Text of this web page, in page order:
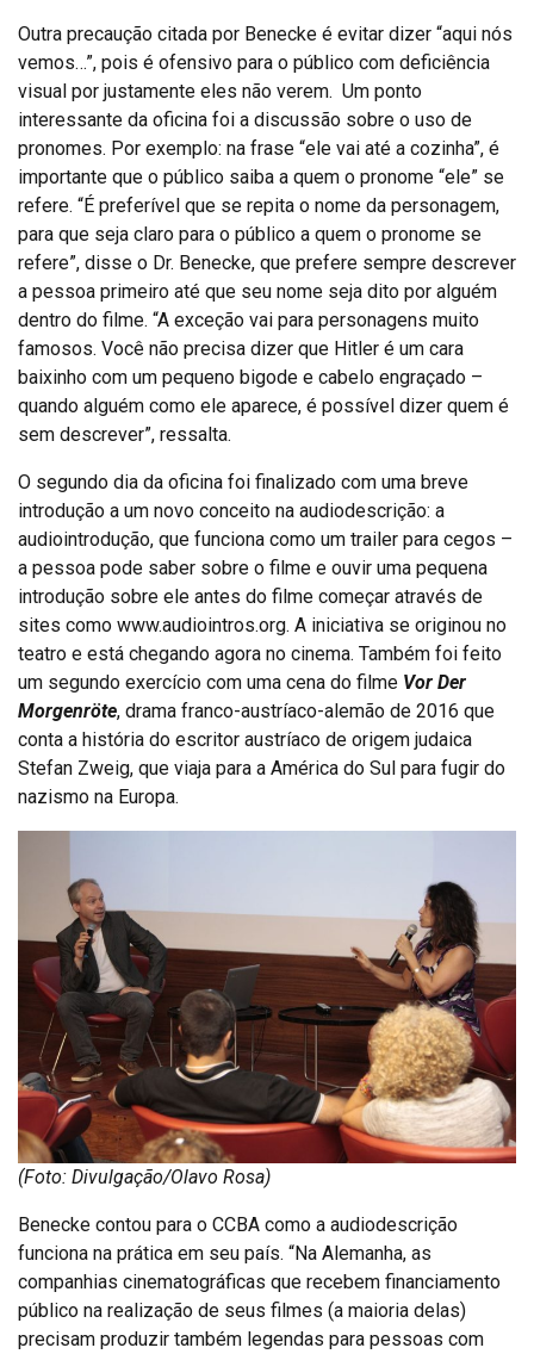
Outra precaução citada por Benecke é evitar dizer “aqui nós
vemos…”, pois é ofensivo para o público com deficiência
visual por justamente eles não verem. Um ponto
interessante da oficina foi a discussão sobre o uso de
pronomes. Por exemplo: na frase “ele vai até a cozinha”, é
importante que o público saiba a quem o pronome “ele” se
refere. “É preferível que se repita o nome da personagem,
para que seja claro para o público a quem o pronome se
refere”, disse o Dr. Benecke, que prefere sempre descrever
a pessoa primeiro até que seu nome seja dito por alguém
dentro do filme. “A exceção vai para personagens muito
famosos. Você não precisa dizer que Hitler é um cara
baixinho com um pequeno bigode e cabelo engraçado –
quando alguém como ele aparece, é possível dizer quem é
sem descrever”, ressalta.
O segundo dia da oficina foi finalizado com uma breve
introdução a um novo conceito na audiodescrição: a
audiointrodução, que funciona como um trailer para cegos –
a pessoa pode saber sobre o filme e ouvir uma pequena
introdução sobre ele antes do filme começar através de
sites como www.audiointros.org. A iniciativa se originou no
teatro e está chegando agora no cinema. Também foi feito
um segundo exercício com uma cena do filme Vor Der
Morgenröte, drama franco-austríaco-alemão de 2016 que
conta a história do escritor austríaco de origem judaica
Stefan Zweig, que viaja para a América do Sul para fugir do
nazismo na Europa.
(Foto: Divulgação/Olavo Rosa)
Benecke contou para o CCBA como a audiodescrição
funciona na prática em seu país. “Na Alemanha, as
companhias cinematográficas que recebem financiamento
público na realização de seus filmes (a maioria delas)
precisam produzir também legendas para pessoas com